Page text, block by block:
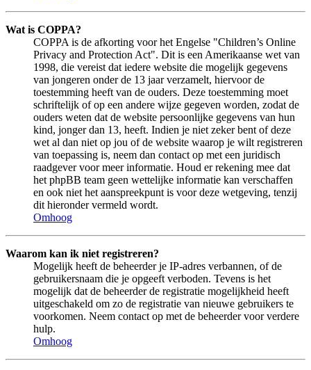
Wat is COPPA?
COPPA is de afkorting voor het Engelse "Children’s Online
Privacy and Protection Act". Dit is een Amerikaanse wet van
1998, die vereist dat iedere website die mogelijk gegevens
van jongeren onder de 13 jaar verzamelt, hiervoor de
toestemming heeft van de ouders. Deze toestemming moet
schriftelijk of op een andere wijze gegeven worden, zodat de
ouders weten dat de website persoonlijke gegevens van hun
kind, jonger dan 13, heeft. Indien je niet zeker bent of deze
wet al dan niet op jou of de website waarop je wilt registreren
van toepassing is, neem dan contact op met een juridisch
raadgever voor meer informatie. Houd er rekening mee dat
het phpBB team geen wettelijke informatie kan verschaffen
en ook niet het aanspreekpunt is voor deze wetgeving, tenzij
dit hieronder vermeld wordt.
Omhoog
Waarom kan ik niet registreren?
Mogelijk heeft de beheerder je IP-adres verbannen, of de
gebruikersnaam die je opgeeft verboden. Tevens is het
mogelijk dat de beheerder de registratie mogelijkheid heeft
uitgeschakeld om zo de registratie van nieuwe gebruikers te
voorkomen. Neem contact op met de beheerder voor verdere
hulp.
Omhoog